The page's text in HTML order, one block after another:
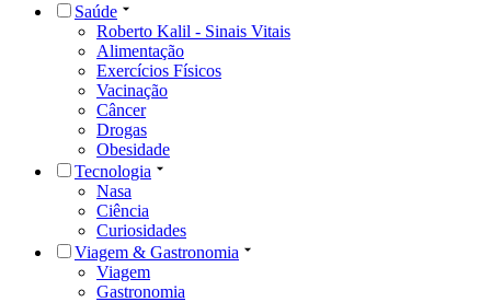
Saúde
Roberto Kalil - Sinais Vitais
Alimentação
Exercícios Físicos
Vacinação
Câncer
Drogas
Obesidade
Tecnologia
Nasa
Ciência
Curiosidades
Viagem & Gastronomia
Viagem
Gastronomia